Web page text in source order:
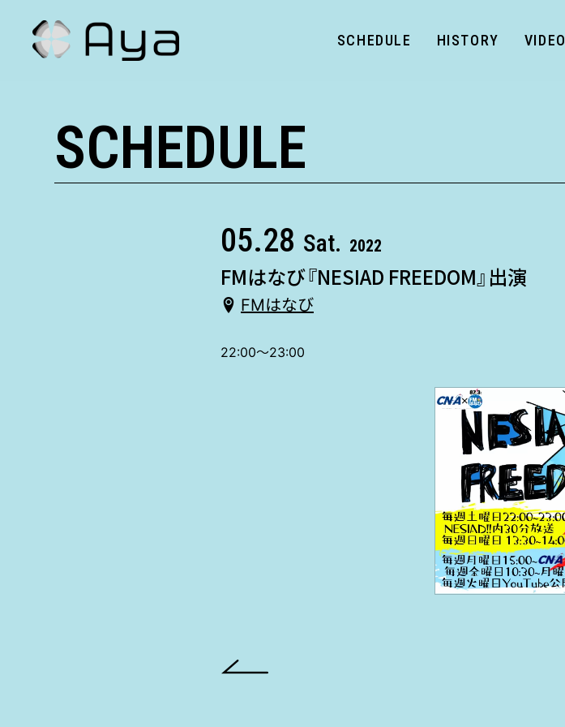
SCHEDULE HISTORY VIDEO
SCHEDULE
05.28 Sat. 2022
FMはなび『NESIAD FREEDOM』出演
FMはなび
22:00〜23:00